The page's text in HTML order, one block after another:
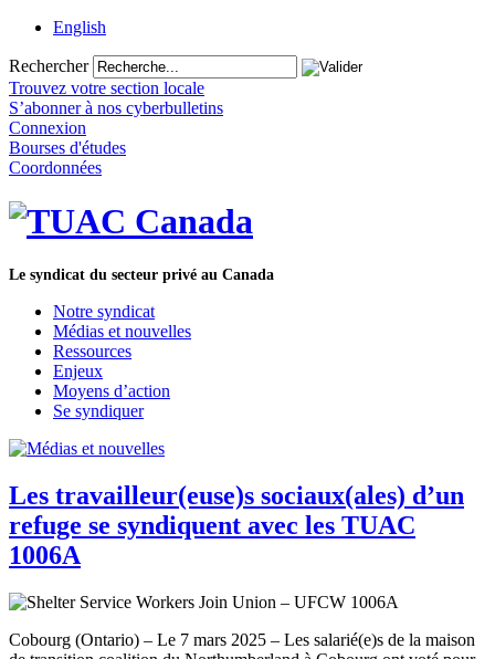
English
Rechercher
Trouvez votre section locale
S’abonner à nos cyberbulletins
Connexion
Bourses d'études
Coordonnées
Le syndicat du secteur privé au Canada
Notre syndicat
Médias et nouvelles
Ressources
Enjeux
Moyens d’action
Se syndiquer
Les travailleur(euse)s sociaux(ales) d’un
refuge se syndiquent avec les TUAC
1006A
Cobourg (Ontario) – Le 7 mars 2025 – Les salarié(e)s de la maison